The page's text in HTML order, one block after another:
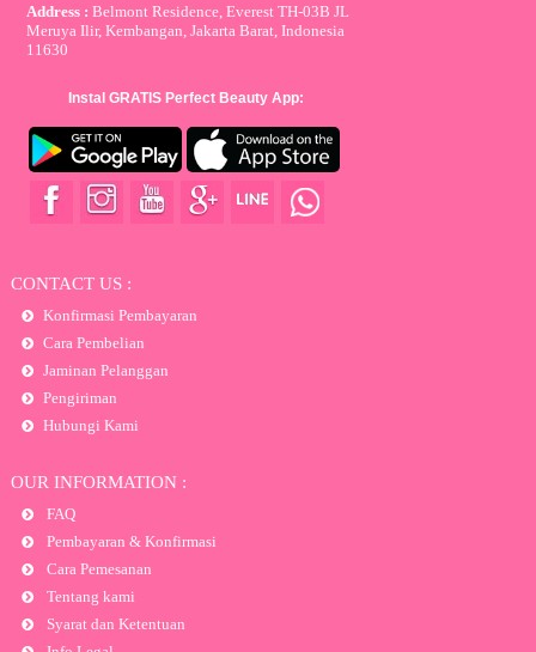
Address : Belmont Residence, Everest TH-03B JL
Meruya Ilir, Kembangan, Jakarta Barat, Indonesia
11630
Instal GRATIS Perfect Beauty App:
CONTACT US :
Konfirmasi Pembayaran
Cara Pembelian
Jaminan Pelanggan
Pengiriman
Hubungi Kami
OUR INFORMATION :
FAQ
Pembayaran & Konfirmasi
Cara Pemesanan
Tentang kami
Syarat dan Ketentuan